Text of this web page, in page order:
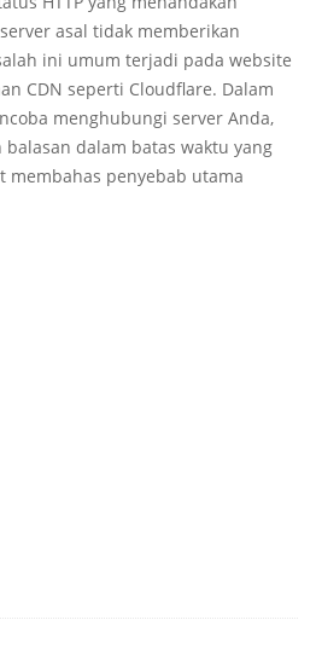
asal tidak memberikan
ini umum terjadi pada website
CDN seperti Cloudflare. Dalam
menghubungi server Anda,
dalam batas waktu yang
penyebab utama